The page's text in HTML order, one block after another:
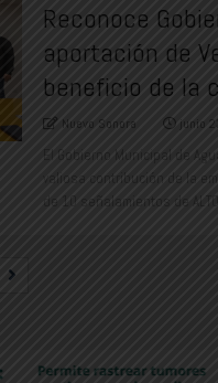
Reconoce
aportación de
beneficio de la
Nuevo Sonora junio
El Gobierno Municipal de
valiosa contribución de la
de 10 señalamientos de